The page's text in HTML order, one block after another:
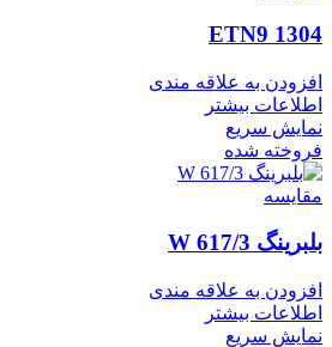
1304 ETN9
افزودن به علاقه مندی
اطلاعات بیشتر
نمایش سریع
فروخته شده
مقايسه
بلبرینگ W 617/3
افزودن به علاقه مندی
اطلاعات بیشتر
نمایش سریع